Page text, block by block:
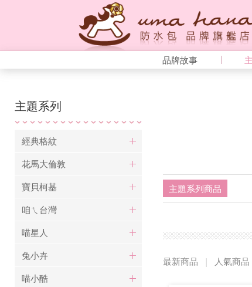
品牌故事
主題系列
經典格紋
花馬大倫敦
寶貝柯基
咱ㄟ台灣
喵星人
兔小卉
喵小酷
主題系列商品
最新商品 | 人氣商品